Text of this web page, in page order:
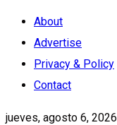
About
Advertise
Privacy & Policy
Contact
jueves, agosto 6, 2026